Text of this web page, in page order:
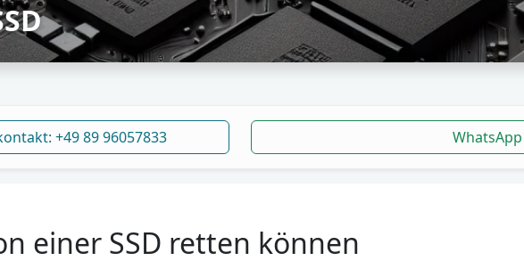
+49 89 96057833 WhatsApp
einer SSD retten können